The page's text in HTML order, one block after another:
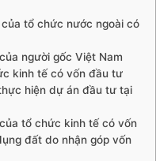
tổ chức nước ngoài có
người gốc Việt Nam
kinh tế có vốn đầu tư
hiện dự án đầu tư tại
tổ chức kinh tế có vốn
đất do nhận góp vốn